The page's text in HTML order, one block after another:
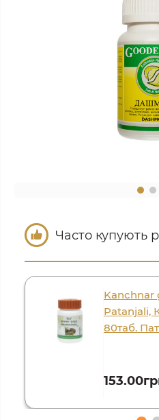
Часто купують
Kanchnar
Patanjali,
80таб.